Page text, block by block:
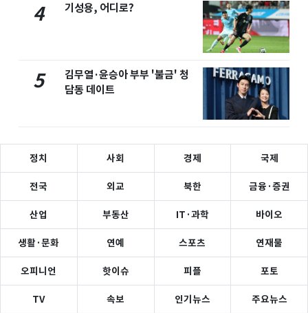
4 기성용, 어디로?
5
김무열·윤승아 부부 '불금' 청
담동 데이트
정치 사회 경제 국제
전국 외교 북한 금융·증권
산업 부동산 IT·과학 바이오
생활·문화 연예 스포츠 연재물
오피니언 핫이슈 피플 포토
TV 속보 인기뉴스 주요뉴스